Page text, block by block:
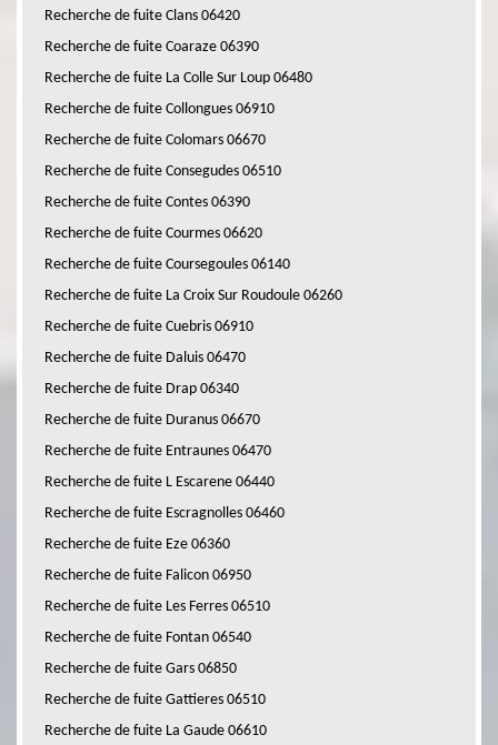
Recherche de fuite Clans 06420
Recherche de fuite Coaraze 06390
Recherche de fuite La Colle Sur Loup 06480
Recherche de fuite Collongues 06910
Recherche de fuite Colomars 06670
Recherche de fuite Consegudes 06510
Recherche de fuite Contes 06390
Recherche de fuite Courmes 06620
Recherche de fuite Coursegoules 06140
Recherche de fuite La Croix Sur Roudoule 06260
Recherche de fuite Cuebris 06910
Recherche de fuite Daluis 06470
Recherche de fuite Drap 06340
Recherche de fuite Duranus 06670
Recherche de fuite Entraunes 06470
Recherche de fuite L Escarene 06440
Recherche de fuite Escragnolles 06460
Recherche de fuite Eze 06360
Recherche de fuite Falicon 06950
Recherche de fuite Les Ferres 06510
Recherche de fuite Fontan 06540
Recherche de fuite Gars 06850
Recherche de fuite Gattieres 06510
Recherche de fuite La Gaude 06610